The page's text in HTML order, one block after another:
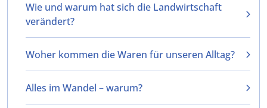
Wie und warum hat sich die Landwirtschaft
verändert?
Woher kommen die Waren für unseren Alltag?
Alles im Wandel – warum?